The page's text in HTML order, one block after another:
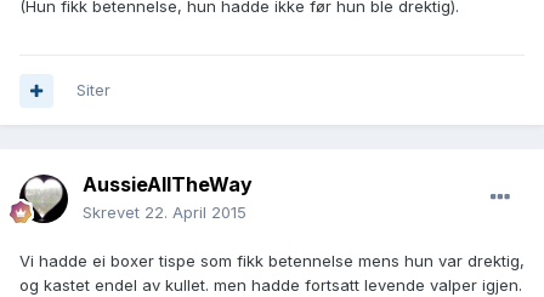
(Hun fikk betennelse, hun hadde ikke før hun ble drektig).
Siter
AussieAllTheWay
Skrevet 22. April 2015
Vi hadde ei boxer tispe som fikk betennelse mens hun var drektig,
og kastet endel av kullet. men hadde fortsatt levende valper igjen.